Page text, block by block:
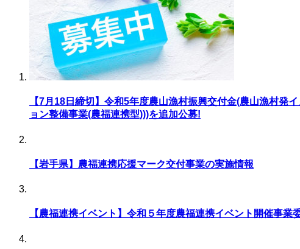
【7月18日締切】令和5年度農山漁村振興交付金(農山漁村発
ョン整備事業(農福連携型)))を追加公募!
【岩手県】農福連携応援マーク交付事業の実施情報
【農福連携イベント】令和５年度農福連携イベント開催事